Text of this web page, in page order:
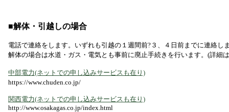
■解体・引越しの場合
電話で連絡をします。いずれも引越の１週間前?３、４日前までに連絡し
解体の場合は水道・ガス・電気とも事前に廃止手続きを行います。(詳細
中部電力(ネットでの申し込みサービスも在り)
https://www.chuden.co.jp/
関西電力(ネットでの申し込みサービスも在り)
http://www.osakagas.co.jp/index.html